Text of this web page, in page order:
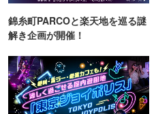
錦糸町PARCOと楽天地を巡る謎
解き企画が開催！